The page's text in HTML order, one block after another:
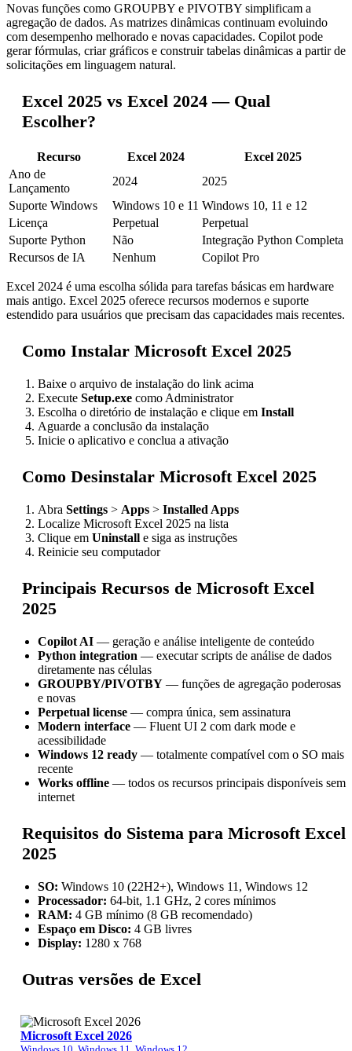
Novas funções como GROUPBY e PIVOTBY simplificam a
agregação de dados. As matrizes dinâmicas continuam evoluindo
com desempenho melhorado e novas capacidades. Copilot pode
gerar fórmulas, criar gráficos e construir tabelas dinâmicas a partir de
solicitações em linguagem natural.
Excel 2025 vs Excel 2024 — Qual
Escolher?
Recurso Excel 2024
Excel 2025
Ano de
Lançamento
2024
2025
Suporte Windows
Windows 10 e 11 Windows 10, 11 e 12
Licença
Perpetual
Perpetual
Suporte Python
Não
Integração Python Completa
Recursos de IA
Nenhum Copilot Pro
Excel 2024 é uma escolha sólida para tarefas básicas em hardware
mais antigo. Excel 2025 oferece recursos modernos e suporte
estendido para usuários que precisam das capacidades mais recentes.
Como Instalar Microsoft Excel 2025
Baixe o arquivo de instalação do link acima
Execute Setup.exe como Administrator
Escolha o diretório de instalação e clique em Install
Aguarde a conclusão da instalação
Inicie o aplicativo e conclua a ativação
Como Desinstalar Microsoft Excel 2025
Abra Settings > Apps > Installed Apps
Localize Microsoft Excel 2025 na lista
Clique em Uninstall e siga as instruções
Reinicie seu computador
Principais Recursos de Microsoft Excel
2025
Copilot AI — geração e análise inteligente de conteúdo
Python integration — executar scripts de análise de dados
diretamente nas células
GROUPBY/PIVOTBY — funções de agregação poderosas
e novas
Perpetual license — compra única, sem assinatura
Modern interface — Fluent UI 2 com dark mode e
acessibilidade
Windows 12 ready — totalmente compatível com o SO mais
recente
Works offline — todos os recursos principais disponíveis sem
internet
Requisitos do Sistema para Microsoft Excel
2025
SO: Windows 10 (22H2+), Windows 11, Windows 12
Processador: 64-bit, 1.1 GHz, 2 cores mínimos
RAM: 4 GB mínimo (8 GB recomendado)
Espaço em Disco: 4 GB livres
Display: 1280 x 768
Outras versões de Excel
Microsoft Excel 2026